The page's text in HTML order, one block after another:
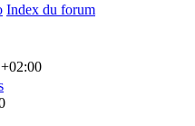
Index du forum